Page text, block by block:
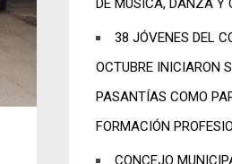
DE MÚSICA, DANZA Y
38 JÓVENES DEL
OCTUBRE INICIARON
PASANTÍAS COMO
FORMACIÓN
CONCEJO